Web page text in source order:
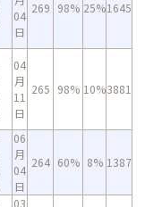
04
日
269 98% 25%1645
04
月
11
日
265 98% 10%3881
06
月
04
日
264 60% 8% 1387
03